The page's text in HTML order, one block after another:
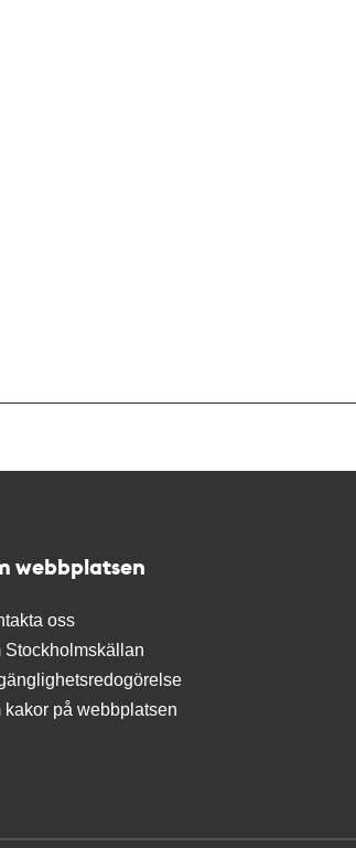
webbplatsen
oss
Stockholmskällan
kakor på webbplatsen